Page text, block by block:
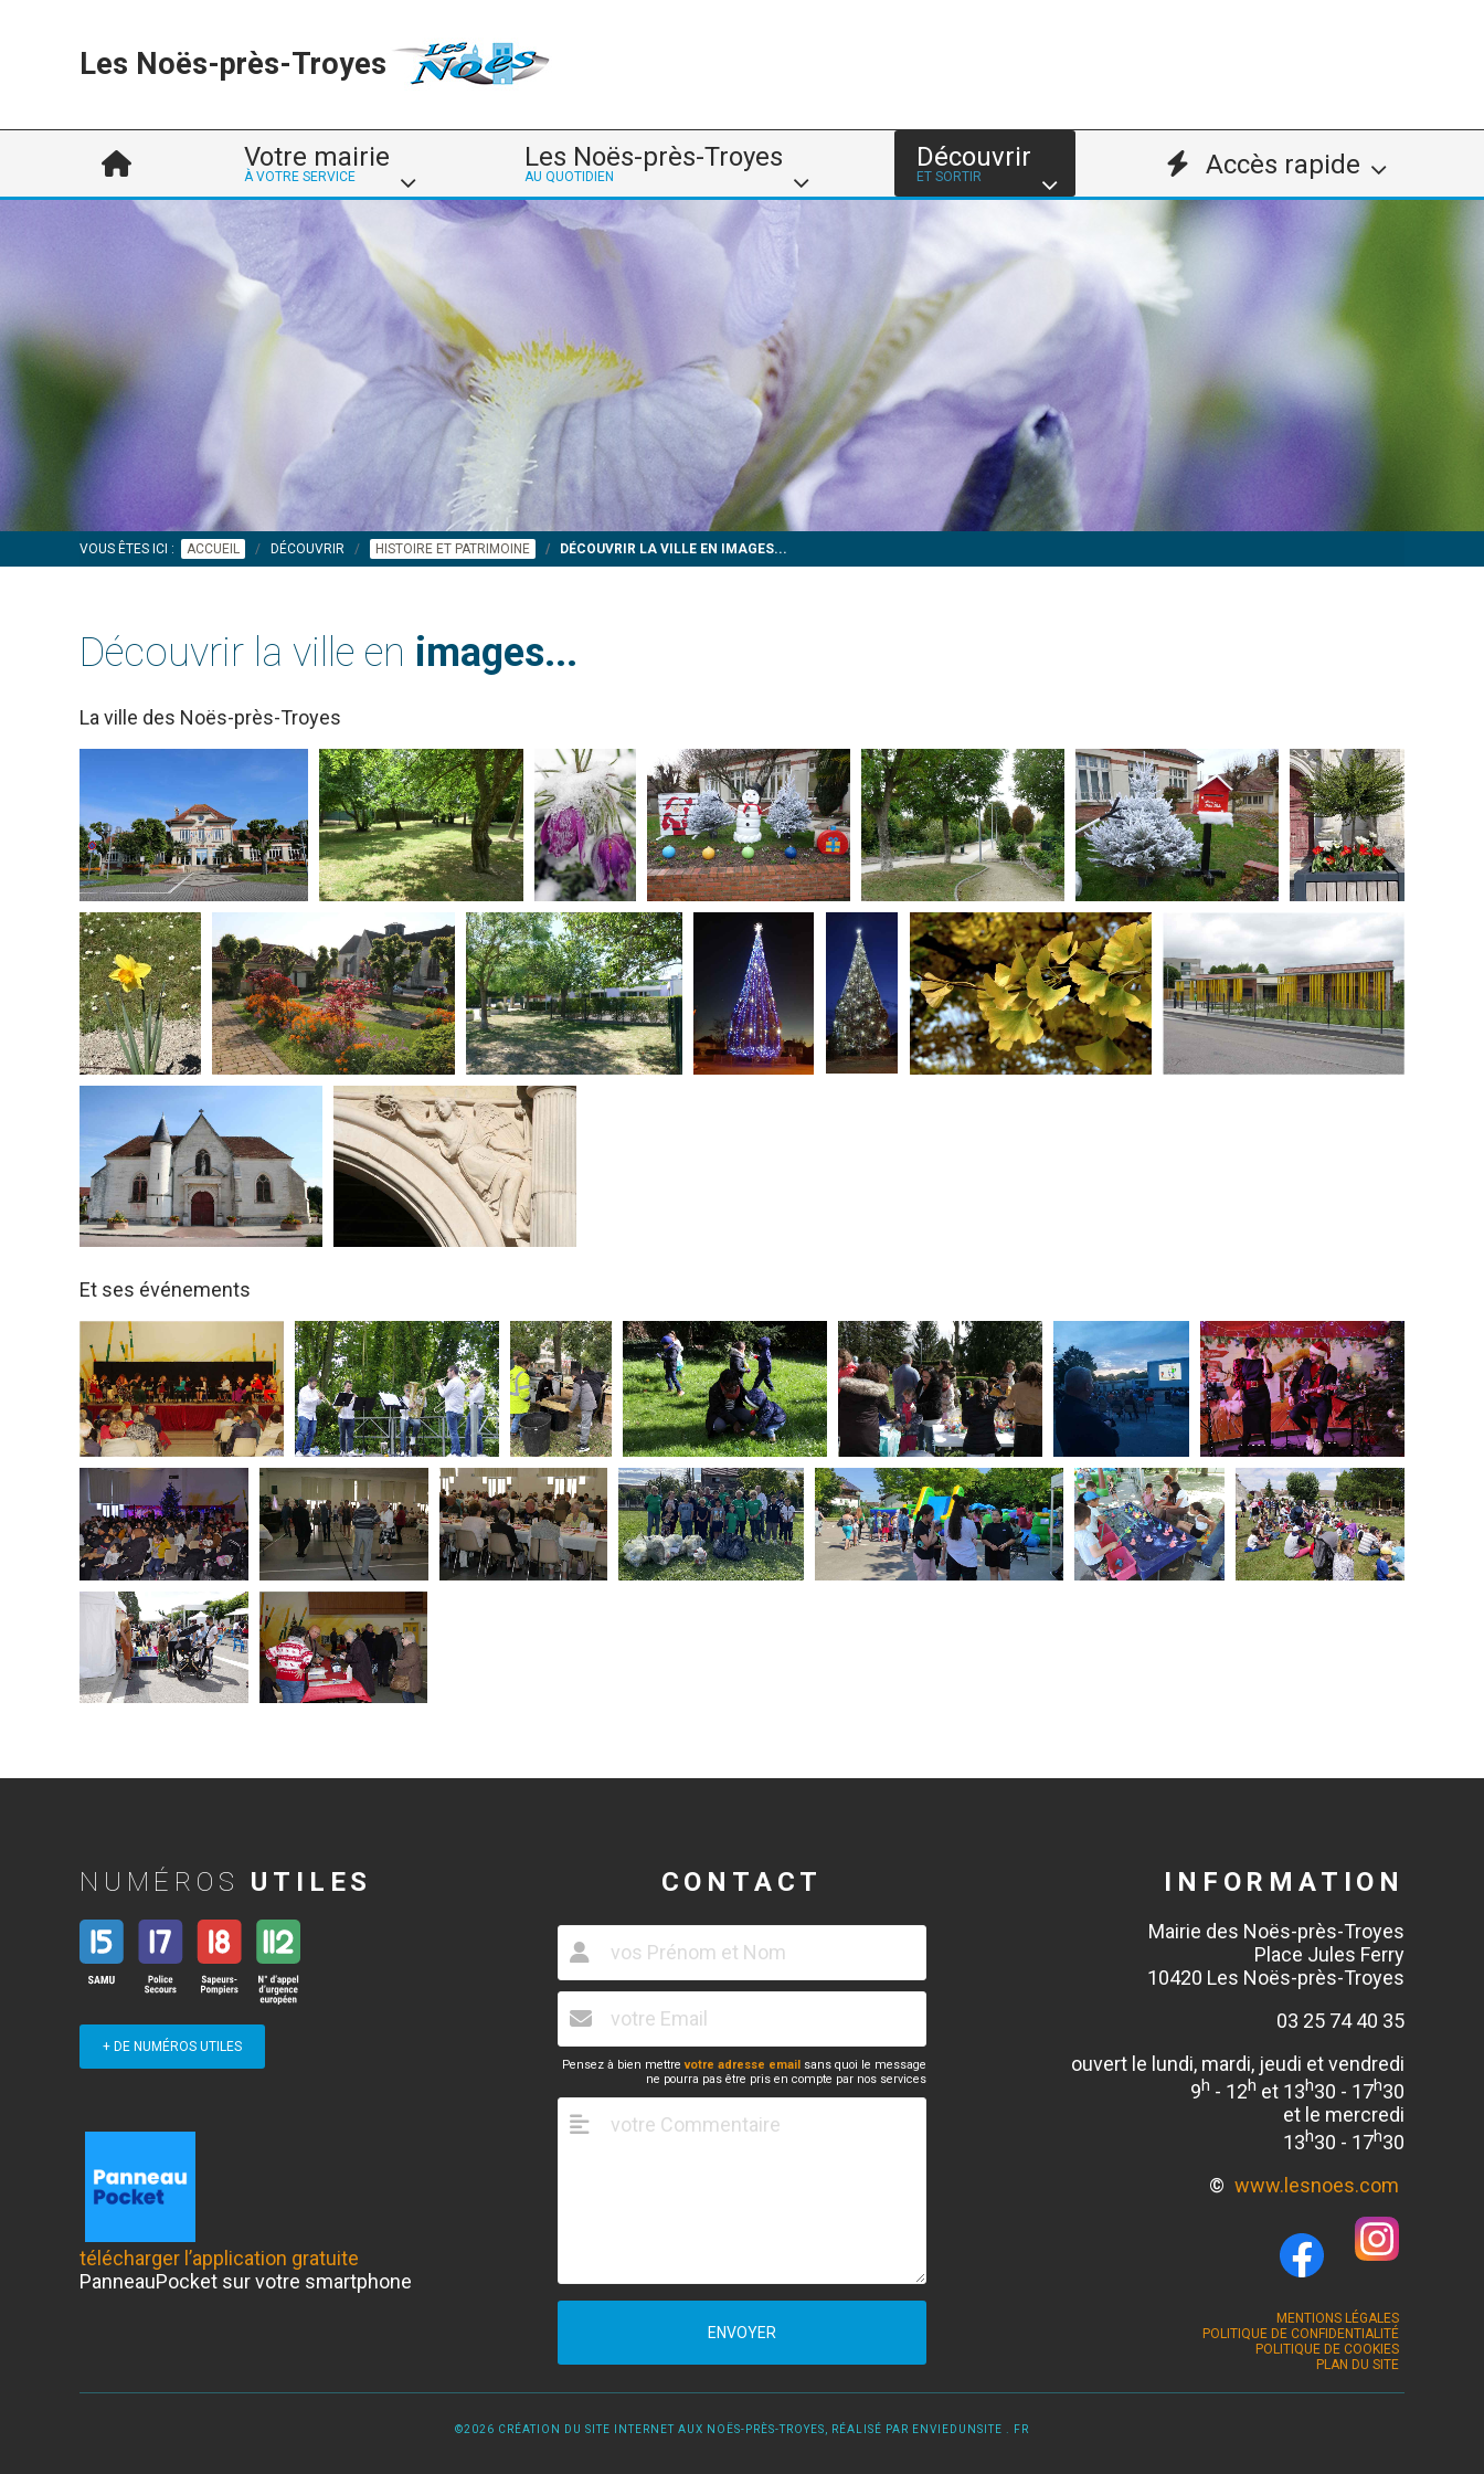
Les Noës-près-Troyes
Votre mairie
À VOTRE SERVICE
Les Noës-près-Troyes
AU QUOTIDIEN
Découvrir
ET SORTIR Accès rapide
VOUS ÊTES ICI : ACCUEIL DÉCOUVRIR HISTOIRE ET PATRIMOINE DÉCOUVRIR LA VILLE EN IMAGES...
Découvrir la ville en images...
La ville des Noës-près-Troyes
Et ses événements
NUMÉROS UTILES
+ DE NUMÉROS UTILES
télécharger l’application gratuite
PanneauPocket sur votre smartphone
CONTACT
Pensez à bien mettrevotre adresse email sans quoi le message
ne pourra pas être pris en compte par nos services
ENVOYER
INFORMATION
Mairie des Noës-près-Troyes
Place Jules Ferry
10420 Les Noës-près-Troyes
03 25 74 40 35
ouvert le lundi, mardi, jeudi et vendredi
9h - 12h et 13h30 - 17h30
et le mercredi
13h30 - 17h30
© www.lesnoes.com
MENTIONS LÉGALES
POLITIQUE DE CONFIDENTIALITÉ
POLITIQUE DE COOKIES
PLAN DU SITE
©2026 CRÉATION DU SITE INTERNET AUX NOËS-PRÈS-TROYES, RÉALISÉ PAR ENVIEDUNSITE . FR